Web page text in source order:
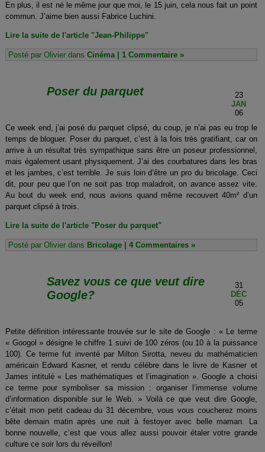
En plus, il est né le même jour que moi, le 15 juin, cela nous fait un point
commun. J’aime bien aussi Fabrice Luchini.
Lire la suite de l'article "Jean-Philippe"
Posté par Olivier dans Cinéma 1 Commentaire »
23
JAN
06
Poser du parquet
Ce week end, j’ai posé du parquet clipsé, du coup, je n’ai pas eu trop le
temps de bloguer. Poser du parquet, c’est à la fois très gratifiant, car on
arrive à un résultat très sympathique sans être un poseur professionnel,
mais également usant physiquement. J’ai des courbatures dans les bras
et les jambes, c’est terrible. Je suis loin d’être un pro du bricolage. Ceci
dit, pour peu que l’on ne soit pas trop maladroit, on avance assez vite.
Au bout du week end, nous avions quand même recouvert 40m² d’un
parquet clipsé à trois.
Lire la suite de l'article "Poser du parquet"
Posté par Olivier dans Bricolage 4 Commentaires »
31
DÉC
05
Savez vous ce que veut dire
Google?
Petite définition intéressante trouvée sur le site de Google : « Le terme
« Googol » désigne le chiffre 1 suivi de 100 zéros (ou 10 à la puissance
100). Ce terme fut inventé par Milton Sirotta, neveu du mathématicien
américain Edward Kasner, et rendu célèbre dans le livre de Kasner et
James intitulé « Les mathématiques et l’imagination ». Google a choisi
ce terme pour symboliser sa mission : organiser l’immense volume
d’information disponible sur le Web. » Voilà ce que veut dire Google,
c’était mon petit cadeau du 31 décembre, vous vous coucherez moins
bête demain matin après une nuit à festoyer avec belle maman. La
bonne nouvelle, c’est que vous allez aussi pouvoir étaler votre grande
culture ce soir lors du réveillon!